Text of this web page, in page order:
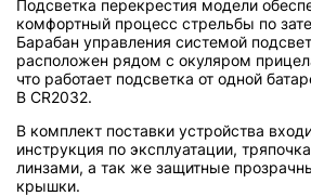
Подсветка перекрестия модели
комфортный процесс стрельбы по
Барабан управления системой
расположен рядом с окуляром
что работает подсветка от одной
В CR2032.
В комплект поставки устройства
инструкция по эксплуатации,
линзами, а так же защитные
крышки.